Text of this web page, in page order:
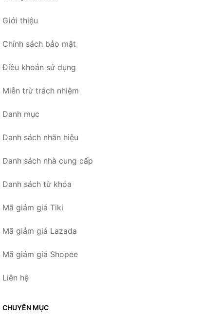
Giới thiệu
Chính sách bảo mật
Điều khoản sử dụng
Miễn trừ trách nhiệm
Danh mục
Danh sách nhãn hiệu
Danh sách nhà cung cấp
Danh sách từ khóa
Mã giảm giá Tiki
Mã giảm giá Lazada
Mã giảm giá Shopee
Liên hệ
CHUYÊN MỤC